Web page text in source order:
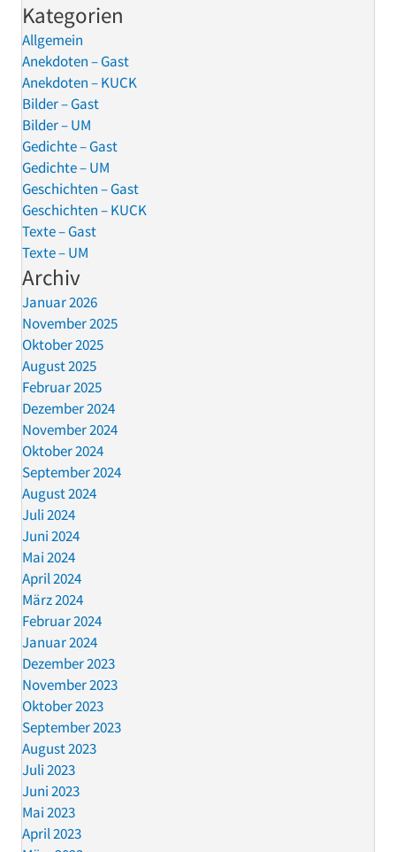
Kategorien
Allgemein
Anekdoten – Gast
Anekdoten – KUCK
Bilder – Gast
Bilder – UM
Gedichte – Gast
Gedichte – UM
Geschichten – Gast
Geschichten – KUCK
Texte – Gast
Texte – UM
Archiv
Januar 2026
November 2025
Oktober 2025
August 2025
Februar 2025
Dezember 2024
November 2024
Oktober 2024
September 2024
August 2024
Juli 2024
Juni 2024
Mai 2024
April 2024
März 2024
Februar 2024
Januar 2024
Dezember 2023
November 2023
Oktober 2023
September 2023
August 2023
Juli 2023
Juni 2023
Mai 2023
April 2023